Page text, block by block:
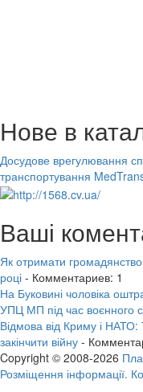
Нове в
Досудове врегулювання
транспортування
Ваші
Як отримати
році - Комментариев: 1
На Буковині чоловіка
УПЦ МП під час воєнного
Відмова від Криму і
закінчити війну -
Copyright © 2008-2026
Розміщення інформації.